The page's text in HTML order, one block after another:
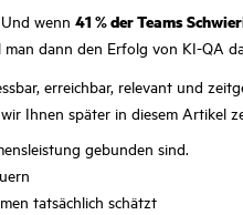
wenn 41 % der Teams
dann den Erfolg von KI-QA
erreichbar, relevant und
Ihnen später in diesem Artikel
gebunden sind.
tatsächlich schätzt